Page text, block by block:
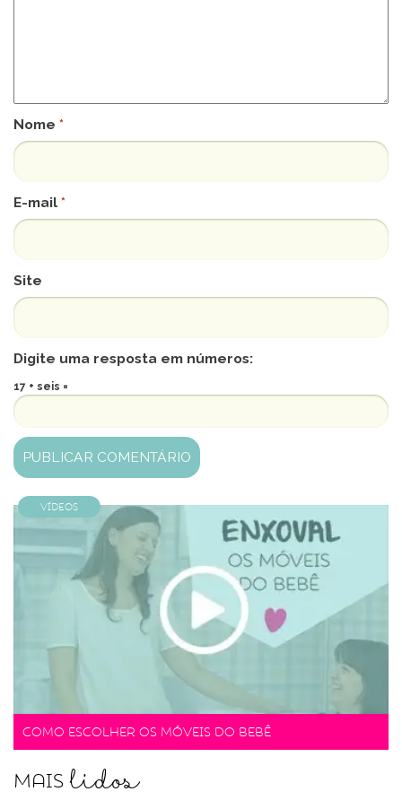
Nome *
E-mail *
Site
Digite uma resposta em números:
17 + seis =
Vídeos
Como escolher os móveis do bebê
Maislidos